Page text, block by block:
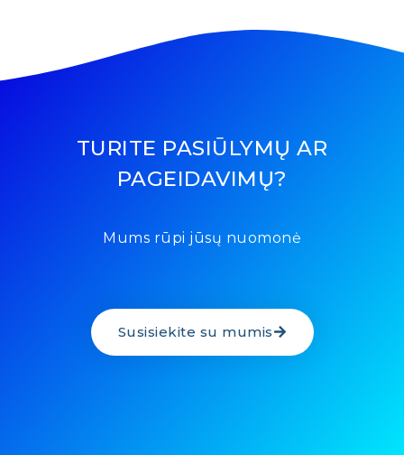
TURITE PASIŪLYMŲ AR
PAGEIDAVIMŲ?
Mums rūpi jūsų nuomonė
Susisiekite su mumis